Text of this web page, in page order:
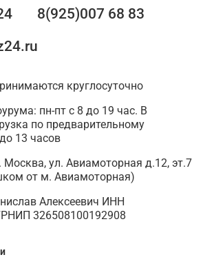
8(925)007 68 83
круглосуточно
пн-пт с 8 до 19 час. В
по предварительному
13 часов
ул. Авиамоторная д.12, эт.7
от м. Авиамоторная)
Алексеевич ИНН
326508100192908